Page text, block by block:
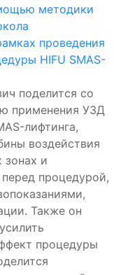
методики
проведения
HIFU SMAS-
поделится со
применения УЗД
лифтинга,
воздействия
зонах и
процедурой,
Также он
процедуры